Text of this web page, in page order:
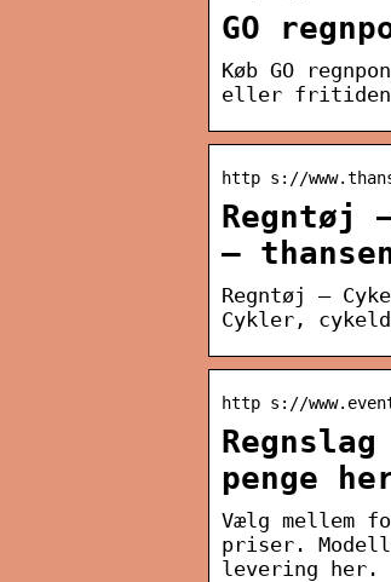
GO
Køb GO
eller
http s://
Regntøj
–
Regntøj –
Cykler,
http s://
penge
Vælg mellem
priser.
levering her.